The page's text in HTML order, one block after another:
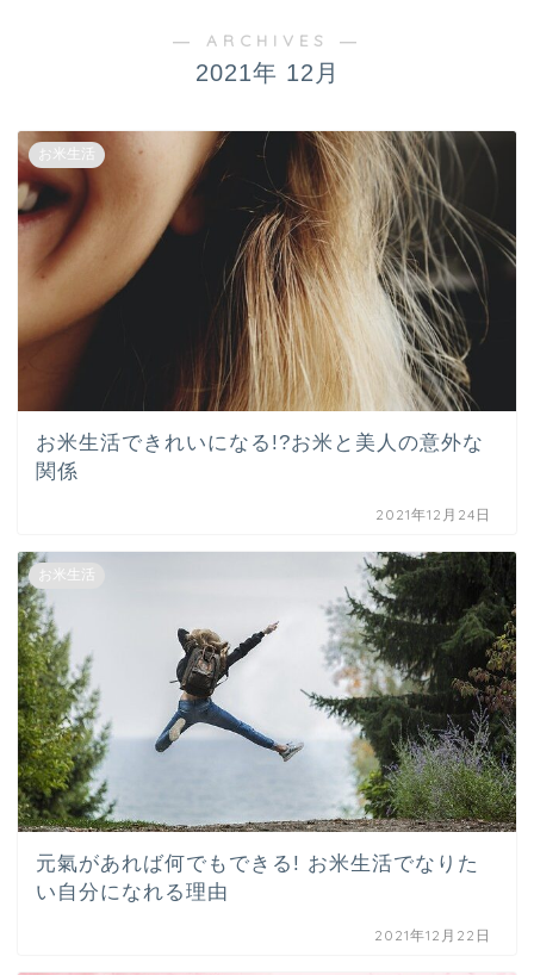
― ARCHIVES ―
2021年 12月
お米生活
お米生活できれいになる!?お米と美人の意外な
関係
2021年12月24日
お米生活
元氣があれば何でもできる! お米生活でなりた
い自分になれる理由
2021年12月22日